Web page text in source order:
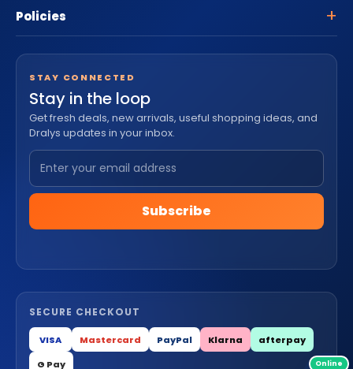
Policies
STAY CONNECTED
Stay in the loop
Get fresh deals, new arrivals, useful shopping ideas, and
Dralys updates in your inbox.
Subscribe
SECURE CHECKOUT
VISA Mastercard PayPal Klarna
afterpay
G Pay